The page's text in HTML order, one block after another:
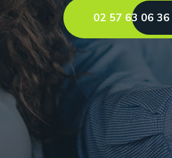
02 57 63 06 36